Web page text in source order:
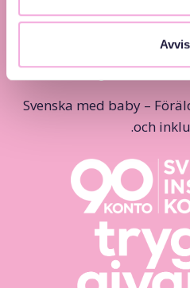
Svenska med baby –
och